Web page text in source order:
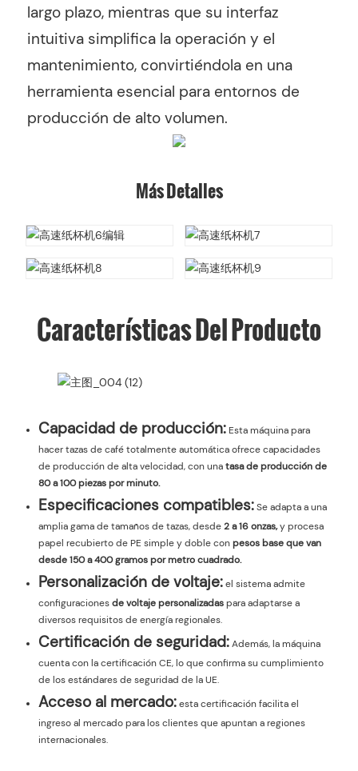
largo plazo, mientras que su interfaz
intuitiva simplifica la operación y el
mantenimiento, convirtiéndola en una
herramienta esencial para entornos de
producción de alto volumen.
Más Detalles
Características Del Producto
Capacidad de producción: Esta máquina para
hacer tazas de café totalmente automática ofrece capacidades
de producción de alta velocidad, con unatasa de producción de
80 a 100 piezas por minuto.
Especificaciones compatibles:Se adapta a una
amplia gama de tamaños de tazas, desde2 a 16 onzas,y procesa
papel recubierto de PE simple y doble conpesos base que van
desde 150 a 400 gramos por metro cuadrado.
Personalización de voltaje:el sistema admite
configuracionesde voltaje personalizadaspara adaptarse a
diversos requisitos de energía regionales.
Certificación de seguridad:Además, la máquina
cuenta con la certificación CE, lo que confirma su cumplimiento
de los estándares de seguridad de la UE.
Acceso al mercado:esta certificación facilita el
ingreso al mercado para los clientes que apuntan a regiones
internacionales.